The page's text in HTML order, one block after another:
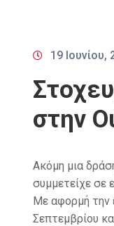
19 Ιουνίου,
στην
Ακόμη μια
συμμετείχε σε
Με αφορμή την
Σεπτεμβρίου